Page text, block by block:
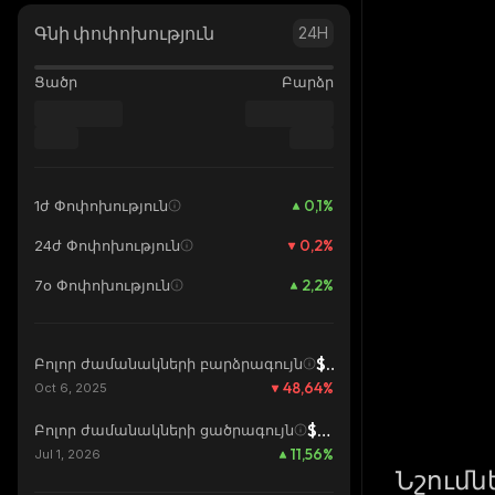
Գնի փոփոխություն 24H
Ցածր Բարձր
1ժ Փոփոխություն 0,1%
24ժ Փոփոխություն 0,2%
7օ Փոփոխություն 2,2%
Բոլոր ժամանակների բարձրագույն $126 087
Oct 6, 2025 48,64%
Բոլոր ժամանակների ցածրագույն $58 041
Jul 1, 2026 11,56%